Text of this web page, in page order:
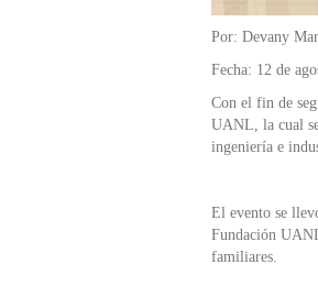
Por: Devany
Fecha: 12 de
Con el fin de
UANL, la cual
ingeniería e
El evento se
Fundación
familiares.